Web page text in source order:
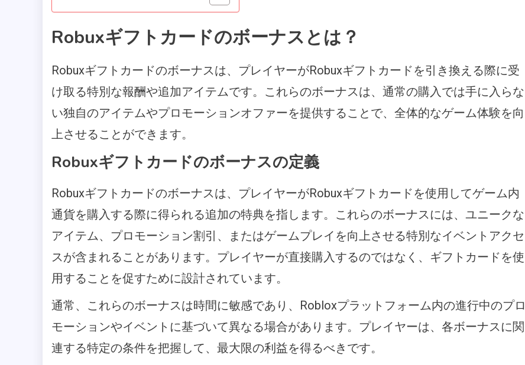
Robuxギフトカードのボーナスとは？
Robuxギフトカードのボーナスは、プレイヤーがRobuxギフトカードを引き換える際に受
け取る特別な報酬や追加アイテムです。これらのボーナスは、通常の購入では手に入らな
い独自のアイテムやプロモーションオファーを提供することで、全体的なゲーム体験を向
上させることができます。
Robuxギフトカードのボーナスの定義
Robuxギフトカードのボーナスは、プレイヤーがRobuxギフトカードを使用してゲーム内
通貨を購入する際に得られる追加の特典を指します。これらのボーナスには、ユニークな
アイテム、プロモーション割引、またはゲームプレイを向上させる特別なイベントアクセ
スが含まれることがあります。プレイヤーが直接購入するのではなく、ギフトカードを使
用することを促すために設計されています。
通常、これらのボーナスは時間に敏感であり、Robloxプラットフォーム内の進行中のプロ
モーションやイベントに基づいて異なる場合があります。プレイヤーは、各ボーナスに関
連する特定の条件を把握して、最大限の利益を得るべきです。